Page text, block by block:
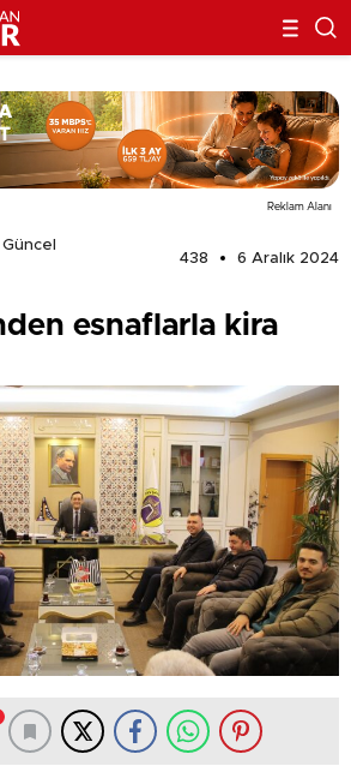
Reklam Alanı
Güncel
438
6 Aralık 2024
esnaflarla kira